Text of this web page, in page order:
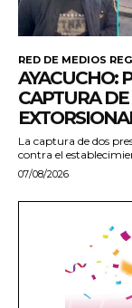
RED DE MEDIOS
AYACUCHO:
CAPTURA
La captura de dos
contra el
07/08/2026